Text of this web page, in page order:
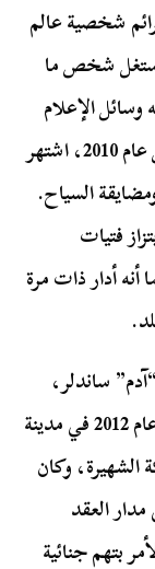
شخصية عالم
شخص ما
الإعلام
لقب “إلمو الشرير” منذ عدة سنوات في أوائل عام 2010، اشتهر
السياح.
فتيات
أدار ذات مرة
ساندلر،
أصله من أوريجون – ارتكب أولى أفعاله في عام 2012 في مدينة
وكان
العقد
بتهم جنائية